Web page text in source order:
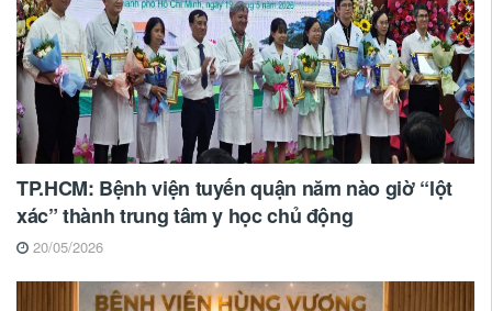
TP.HCM: Bệnh viện tuyến quận năm nào giờ “lột
xác” thành trung tâm y học chủ động
20/05/2026